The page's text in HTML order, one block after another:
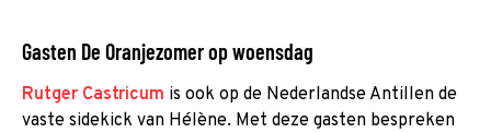
Gasten De Oranjezomer op woensdag
Rutger Castricum is ook op de Nederlandse Antillen de
vaste sidekick van Hélène. Met deze gasten bespreken